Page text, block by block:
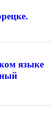
языке